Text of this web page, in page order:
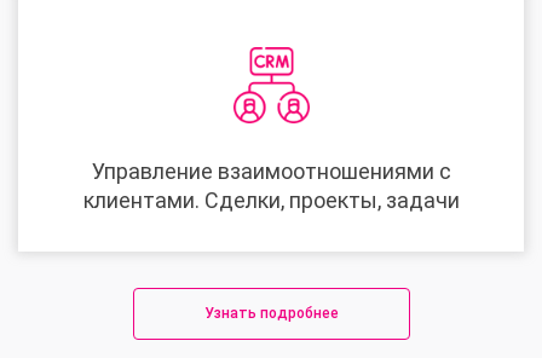
Управление взаимоотношениями с
клиентами. Сделки, проекты, задачи
Узнать подробнее